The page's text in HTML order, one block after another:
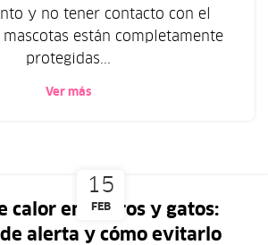
y no tener contacto con el
están completamente
protegidas...
Ver más
15
FEB
calor en perros y gatos:
alerta y cómo evitarlo